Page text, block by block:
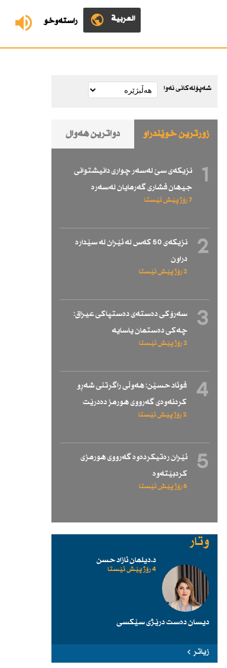
ڕاستەوخۆ العربية
شەپۆلەکانی نەوا
زۆرترین خوێندراو دواترین هەواڵ
1
نزیكەی سێ لەسەر چواری دانیشتوانی
جیهان فشاری گەرمایان لەسەرە
7 رۆژ پێش ئێستا
2
نزیكەی 50 كەس لە ئێران لە سێدارە
دراون
2 رۆژ پێش ئێستا
3
سەرۆكی دەستەی دەستپاكی عیراق:
چەكی دەستمان یاسایە
2 رۆژ پێش ئێستا
4
فوئاد حسێن: هەوڵی راگرتنی شەڕو
كردنەوەی گەرووی هورمز دەدرێت
2 رۆژ پێش ئێستا
5
ئێران رەتیكردەوە گەرووی هورمزی
كردبێتەوە
6 رۆژ پێش ئێستا
وتار
د.دیلمان ئازاد حسن
4 رۆژ پێش ئێستا
دیسان دەست درێژی سێكسی
زیاتر